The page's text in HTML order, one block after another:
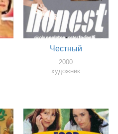
Честный
2000
художник